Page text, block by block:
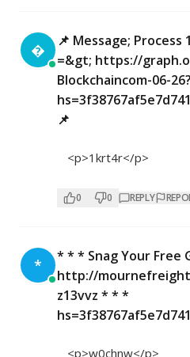

📌 Message; Process
=&gt; https://
Blockchaincom-06-26?
📌
<p>1krt4r</p>
0 0 REPLY
*
* * * Snag Your Free
http://
z13vvz * * *
<p>w0chnw</p>